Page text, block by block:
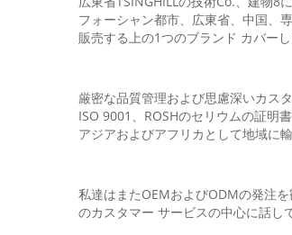
フォーシャン都市、広東省、中国、
販売する上の1つのブランド カバー
厳密な品質管理および思慮深いカス
ISO 9001、ROSHのセリウムの証明
アジアおよびアフリカとして地域に輸
私達はまたOEMおよびODMの発注
のカスタマー サービスの中心に話し